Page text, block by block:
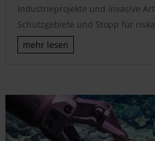
Industrieprojekte und invasive
Schutzgebiete und Stopp für
mehr lesen